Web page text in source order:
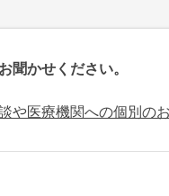
聞かせください。
や医療機関への個別の